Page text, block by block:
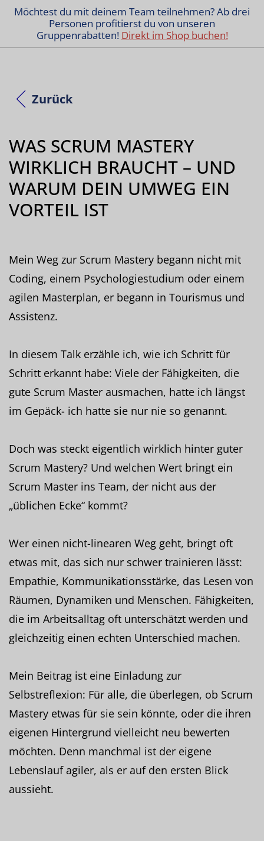
Möchtest du mit deinem Team teilnehmen? Ab drei
Personen profitierst du von unseren
Gruppenrabatten! Direkt im Shop buchen!
Zurück
WAS SCRUM MASTERY
WIRKLICH BRAUCHT – UND
WARUM DEIN UMWEG EIN
VORTEIL IST
Mein Weg zur Scrum Mastery begann nicht mit
Coding, einem Psychologiestudium oder einem
agilen Masterplan, er begann in Tourismus und
Assistenz.
In diesem Talk erzähle ich, wie ich Schritt für
Schritt erkannt habe: Viele der Fähigkeiten, die
gute Scrum Master ausmachen, hatte ich längst
im Gepäck- ich hatte sie nur nie so genannt.
Doch was steckt eigentlich wirklich hinter guter
Scrum Mastery? Und welchen Wert bringt ein
Scrum Master ins Team, der nicht aus der
„üblichen Ecke“ kommt?
Wer einen nicht-linearen Weg geht, bringt oft
etwas mit, das sich nur schwer trainieren lässt:
Empathie, Kommunikationsstärke, das Lesen von
Räumen, Dynamiken und Menschen. Fähigkeiten,
die im Arbeitsalltag oft unterschätzt werden und
gleichzeitig einen echten Unterschied machen.
Mein Beitrag ist eine Einladung zur
Selbstreflexion: Für alle, die überlegen, ob Scrum
Mastery etwas für sie sein könnte, oder die ihren
eigenen Hintergrund vielleicht neu bewerten
möchten. Denn manchmal ist der eigene
Lebenslauf agiler, als er auf den ersten Blick
aussieht.